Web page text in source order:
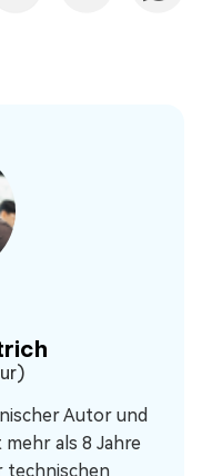
Autor und
als 8 Jahre
technischen